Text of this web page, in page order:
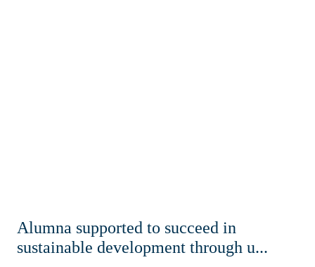
Alumna supported to succeed in
sustainable development through u...